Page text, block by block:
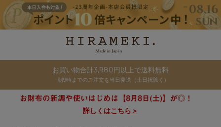
お買い物合計3,980円以上で送料無料
朝9時までのご注文を当日発送（土日祝除く）
詳しくはこちら＞